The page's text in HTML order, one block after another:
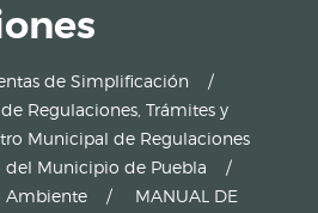
de Simplificación
Regulaciones, Trámites y
Municipal de Regulaciones
Municipio de Puebla
Ambiente
MANUAL DE